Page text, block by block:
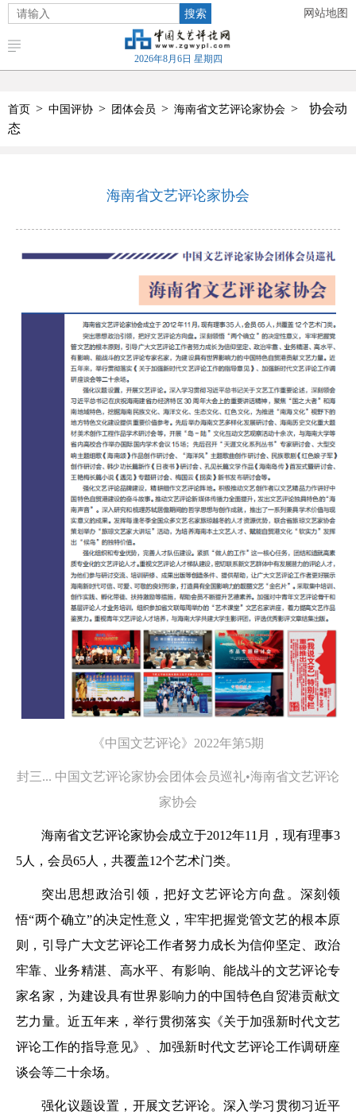
搜索 网站地图
2026年8月6日 星期四
首页 > 中国评协 > 团体会员 > 海南省文艺评论家协会 >
协会动
态
海南省文艺评论家协会
《中国文艺评论》2022年第5期
封三... 中国文艺评论家协会团体会员巡礼•海南省文艺评论
家协会
海南省文艺评论家协会成立于2012年11月，现有理事3
5人，会员65人，共覆盖12个艺术门类。
突出思想政治引领，把好文艺评论方向盘。深刻领
悟“两个确立”的决定性意义，牢牢把握党管文艺的根本原
则，引导广大文艺评论工作者努力成长为信仰坚定、政治
牢靠、业务精湛、高水平、有影响、能战斗的文艺评论专
家名家，为建设具有世界影响力的中国特色自贸港贡献文
艺力量。近五年来，举行贯彻落实《关于加强新时代文艺
评论工作的指导意见》、加强新时代文艺评论工作调研座
谈会等二十余场。
强化议题设置，开展文艺评论。深入学习贯彻习近平